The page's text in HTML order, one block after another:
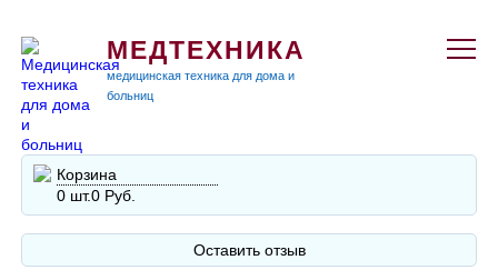
МЕДТЕХНИКА
медицинская техника для дома и
больниц
Корзина
0 шт.0 Руб.
Оставить отзыв